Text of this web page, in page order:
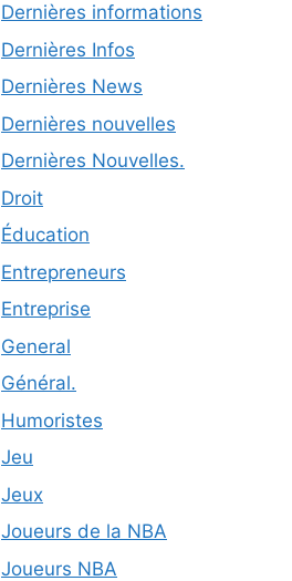
Dernières informations
Dernières Infos
Dernières News
Dernières nouvelles
Dernières Nouvelles.
Droit
Éducation
Entrepreneurs
Entreprise
General
Général.
Humoristes
Jeu
Jeux
Joueurs de la NBA
Joueurs NBA